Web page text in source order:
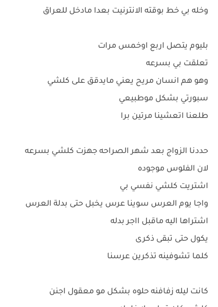
وخله بي خط بوقته الانترنيت بعدا مادخل للعراق
بليوم يتصل اربع اوخمس مرات
تعلقت بي بسرعه
وهو هم انسان مريح يعني مايدقق على كلشي
سبورتي بشكل موطبيعي
طلعنا اتعشينا مرتين برا
حددنا الزواج بعد شهر الصراحه جهزت كلشي بسرعه
لان الفلوس موجوده
اشتريت كلشي نفسي بي
واجا يوم العرس سوينا عرس يخبل حتى بدلة العرس
اشتراها اليه ماقبل ااجر بدله
يكول حتى تبقى ذكرى
كلما تشوفينه تذكرين عرسنا
كانت ليله زفافنه حلوه بشكل مو معقول اجنن